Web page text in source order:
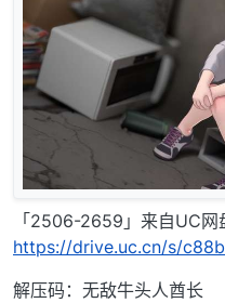
「2506-2659」来自UC网
https://drive.uc.cn/s/
解压码：无敌牛头人酋长